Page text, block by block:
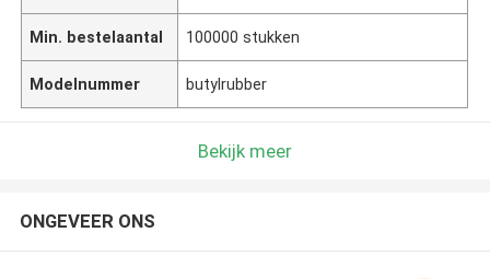
Min. bestelaantal 100000 stukken
Modelnummer butylrubber
Bekijk meer
ONGEVEER ONS